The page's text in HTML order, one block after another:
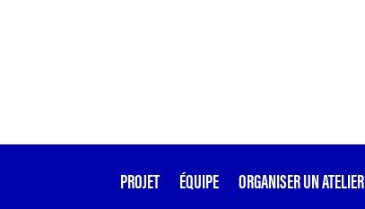
PROJET ÉQUIPE ORGANISER UN ATELIER